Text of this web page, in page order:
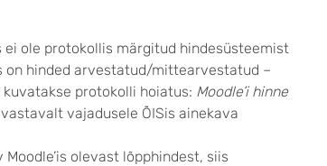
ei ole protokollis märgitud hindesüsteemist
on hinded arvestatud/mittearvestatud –
protokolli hoiatus: Moodle’i hinne
vajadusele ÕISis ainekava
olevast lõpphindest, siis